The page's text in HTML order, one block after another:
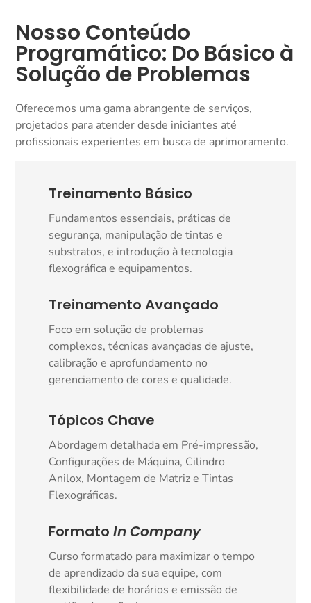
Nosso Conteúdo
Programático: Do Básico à
Solução de Problemas
Oferecemos uma gama abrangente de serviços,
projetados para atender desde iniciantes até
profissionais experientes em busca de aprimoramento.
Treinamento Básico
Fundamentos essenciais, práticas de
segurança, manipulação de tintas e
substratos, e introdução à tecnologia
flexográfica e equipamentos.
Treinamento Avançado
Foco em solução de problemas
complexos, técnicas avançadas de ajuste,
calibração e aprofundamento no
gerenciamento de cores e qualidade.
Tópicos Chave
Abordagem detalhada em Pré-impressão,
Configurações de Máquina, Cilindro
Anilox, Montagem de Matriz e Tintas
Flexográficas.
FormatoIn Company
Curso formatado para maximizar o tempo
de aprendizado da sua equipe, com
flexibilidade de horários e emissão de